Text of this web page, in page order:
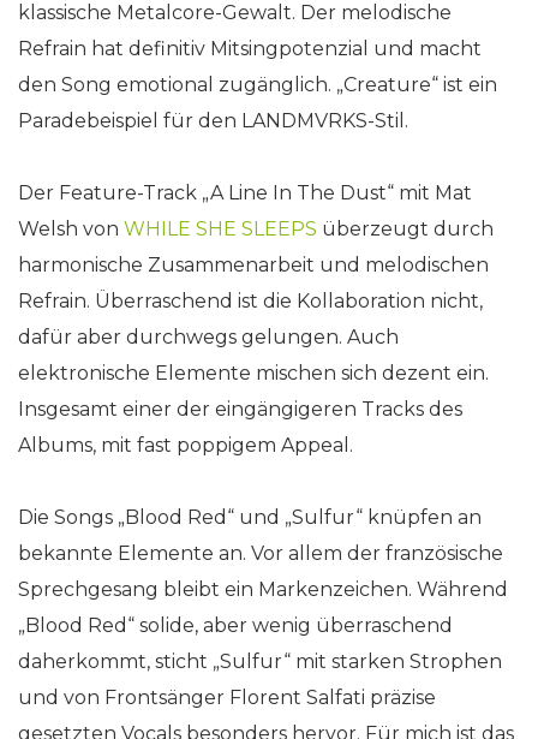
klassische Metalcore-Gewalt. Der melodische
Refrain hat definitiv Mitsingpotenzial und macht
den Song emotional zugänglich. „Creature“ ist ein
Paradebeispiel für den LANDMVRKS-Stil.
Der Feature-Track „A Line In The Dust“ mit Mat
Welsh von WHILE SHE SLEEPS überzeugt durch
harmonische Zusammenarbeit und melodischen
Refrain. Überraschend ist die Kollaboration nicht,
dafür aber durchwegs gelungen. Auch
elektronische Elemente mischen sich dezent ein.
Insgesamt einer der eingängigeren Tracks des
Albums, mit fast poppigem Appeal.
Die Songs „Blood Red“ und „Sulfur“ knüpfen an
bekannte Elemente an. Vor allem der französische
Sprechgesang bleibt ein Markenzeichen. Während
„Blood Red“ solide, aber wenig überraschend
daherkommt, sticht „Sulfur“ mit starken Strophen
und von Frontsänger Florent Salfati präzise
gesetzten Vocals besonders hervor. Für mich ist das